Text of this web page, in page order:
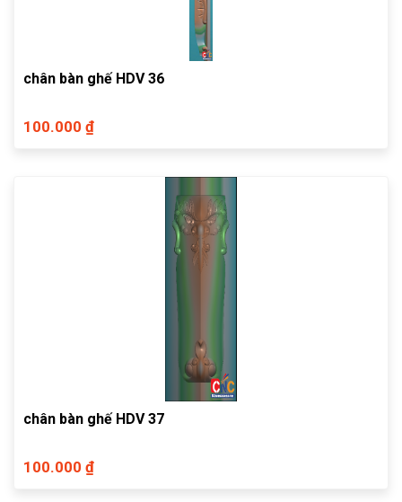
chân bàn ghế HDV 36
100.000 ₫
chân bàn ghế HDV 37
100.000 ₫